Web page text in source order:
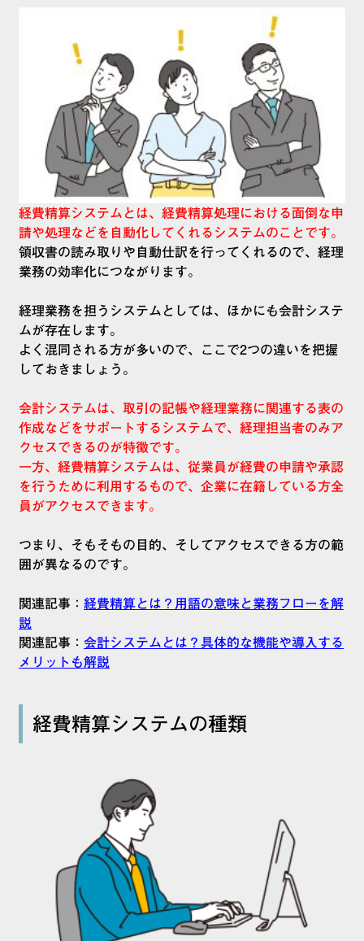
経費精算システムとは、経費精算処理における面倒な申
請や処理などを自動化してくれるシステムのことです。
領収書の読み取りや自動仕訳を行ってくれるので、経理
業務の効率化につながります。
経理業務を担うシステムとしては、ほかにも会計システ
ムが存在します。
よく混同される方が多いので、ここで2つの違いを把握
しておきましょう。
会計システムは、取引の記帳や経理業務に関連する表の
作成などをサポートするシステムで、経理担当者のみア
クセスできるのが特徴です。
一方、経費精算システムは、従業員が経費の申請や承認
を行うために利用するもので、企業に在籍している方全
員がアクセスできます。
つまり、そもそもの目的、そしてアクセスできる方の範
囲が異なるのです。
関連記事： 経費精算とは？用語の意味と業務フローを解
説
関連記事： 会計システムとは？具体的な機能や導入する
メリットも解説
経費精算システムの種類